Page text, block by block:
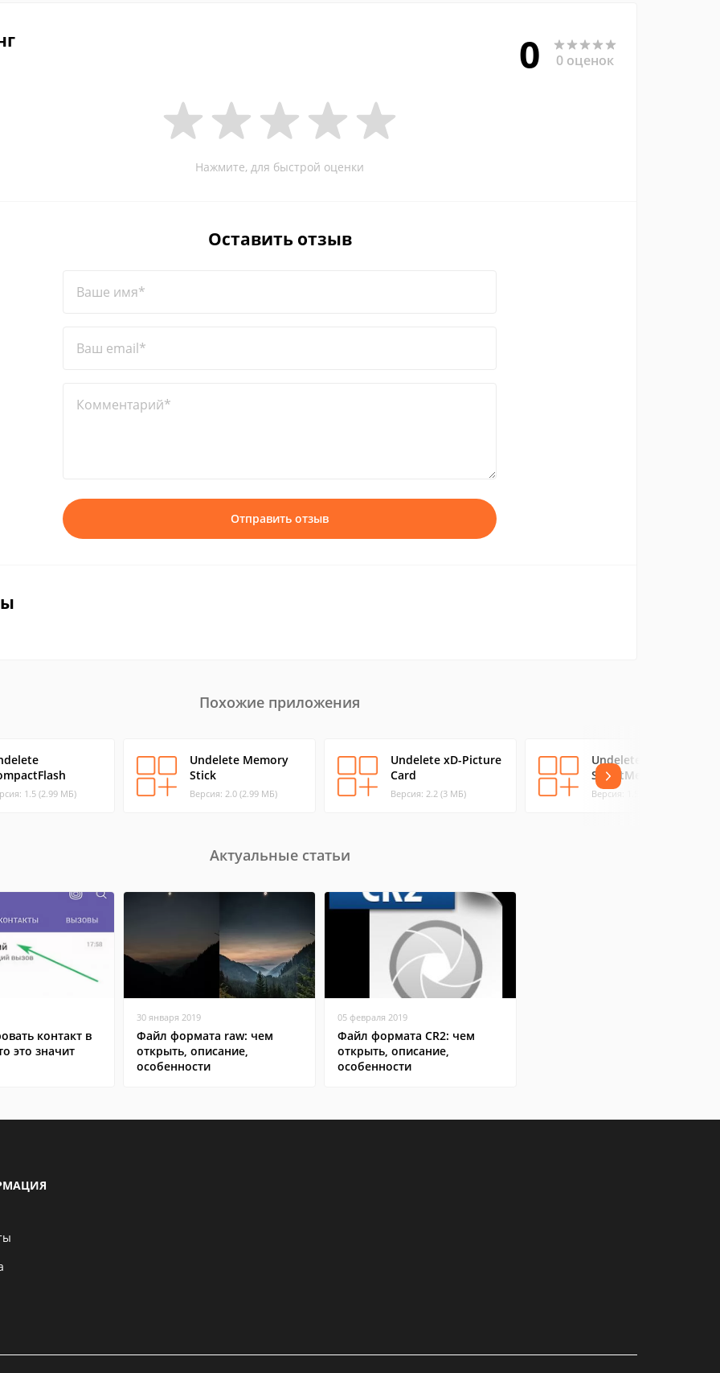
0 0 оценок
Нажмите, для быстрой оценки
Оставить отзыв
Ваше имя*
Ваш email*
Комментарий*
Отправить отзыв
Похожие приложения
1.5 (2.99 МБ)
Undelete Memory
Stick
Версия: 2.0 (2.99 МБ)
Undelete xD-Picture
Card
Версия: 2.2 (3 МБ)
Undelete
SmartMedia
Версия: 1.5 (2.33 МБ)
Актуальные статьи
контакт в
это значит
30 января 2019
Файл формата raw: чем
открыть, описание,
особенности
05 февраля 2019
Файл формата CR2: чем
открыть, описание,
особенности